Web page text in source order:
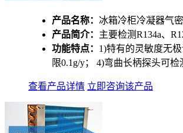
产品名称： 冰箱冷柜冷凝器气
产品简介： 主要检测R134a、
功能特点： 1)特有的灵敏度无
限0.1g/y； 4)弯曲长柄探头可
查看产品详情 立即咨询该产品